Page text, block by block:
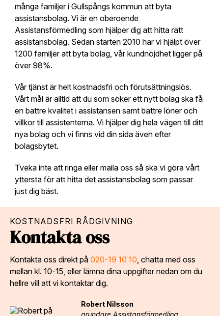
många familjer i Gullspångs kommun att byta
assistansbolag. Vi är en oberoende
Assistansförmedling som hjälper dig att hitta rätt
assistansbolag. Sedan starten 2010 har vi hjälpt över
1200 familjer att byta bolag, vår kundnöjdhet ligger på
över 98%.
Vår tjänst är helt kostnadsfri och förutsättningslös.
Vårt mål är alltid att du som söker ett nytt bolag ska få
en bättre kvalitet i assistansen samt bättre löner och
villkor till assistenterna. Vi hjälper dig hela vägen till ditt
nya bolag och vi finns vid din sida även efter
bolagsbytet.
Tveka inte att ringa eller maila oss så ska vi göra vårt
yttersta för att hitta det assistansbolag som passar
just dig bäst.
KOSTNADSFRI RÅDGIVNING
Kontakta oss
Kontakta oss direkt på 020-19 10 10 , chatta med oss
mellan kl. 10-15, eller lämna dina uppgifter nedan om du
hellre vill att vi kontaktar dig.
Robert Nilsson
grundare Assistansförmedling